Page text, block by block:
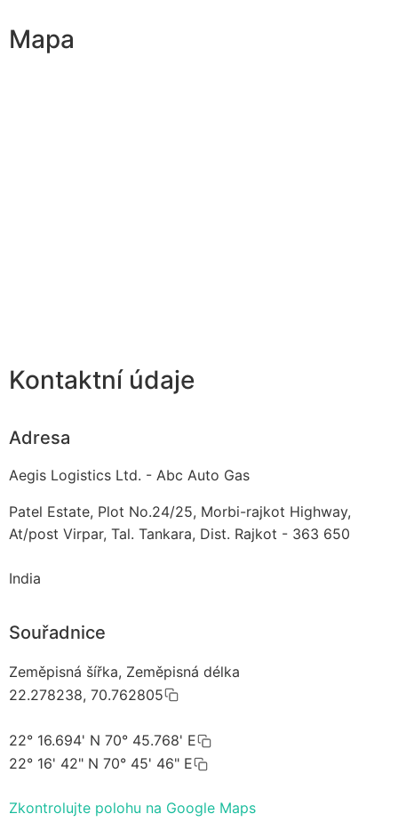
Mapa
Kontaktní údaje
Adresa
Aegis Logistics Ltd. - Abc Auto Gas
Patel Estate, Plot No.24/25, Morbi-rajkot Highway,
At/post Virpar, Tal. Tankara, Dist. Rajkot - 363 650
India
Souřadnice
Zeměpisná šířka, Zeměpisná délka
22.278238, 70.762805
22° 16.694' N 70° 45.768' E
22° 16' 42" N 70° 45' 46" E
Zkontrolujte polohu na Google Maps